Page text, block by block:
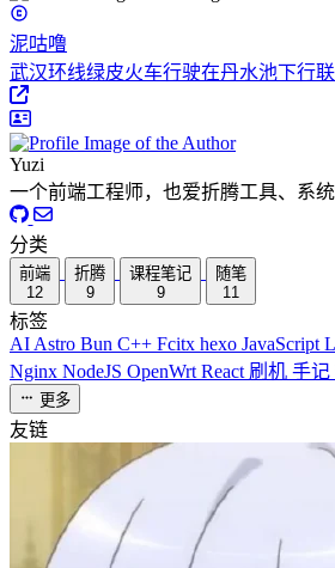
泥咕噜
武汉环线绿皮火车行驶在丹水池下行
Yuzi
一个前端工程师，也爱折腾工具、系
分类
前端
12
折腾
9
课程笔记
9
随笔
11
标签
AI Astro Bun C++ Fcitx hexo JavaScript
Nginx NodeJS OpenWrt React 刷机 手记
更多
友链